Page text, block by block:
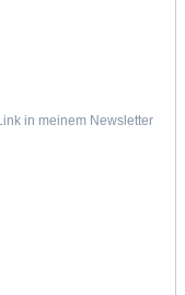
in meinem Newsletter